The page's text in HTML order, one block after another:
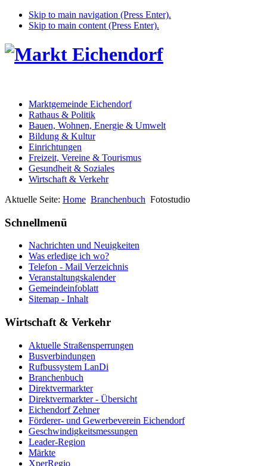
Skip to main navigation (Press Enter).
Skip to main content (Press Enter).
Marktgemeinde Eichendorf
Rathaus & Politik
Bauen, Wohnen, Energie & Umwelt
Bildung & Kultur
Einrichtungen
Freizeit, Vereine & Tourismus
Gesundheit & Soziales
Wirtschaft & Verkehr
Aktuelle Seite: Home Branchenbuch Fotostudio
Schnellmenü
Nachrichten und Neuigkeiten
Was erledige ich wo?
Telefon - Mail Verzeichnis
Veranstaltungskalender
Gemeindeinfoblatt
Sitemap - Inhalt
Wirtschaft & Verkehr
Aktuelle Straßensperrungen
Busverbindungen
Rufbussystem LanDi
Branchenbuch
Direktvermarkter
Direktvermarkter - Übersicht
Eichendorf Zehner
Förderer- und Gewerbeverein Eichendorf
Geschwindigkeitsmessungen
Leader-Region
Märkte
XperRegio